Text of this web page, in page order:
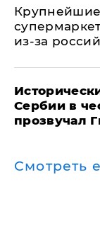
из-за
Сербии в
прозвучал
Смотреть